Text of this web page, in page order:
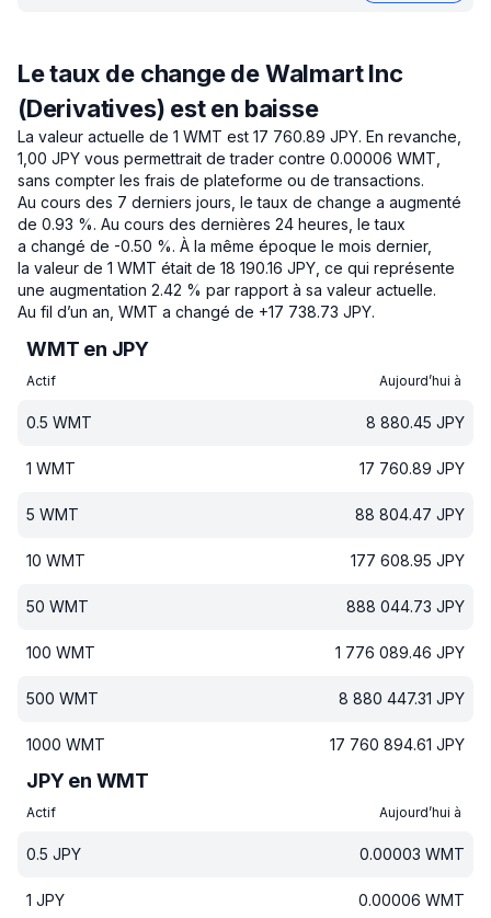
Le taux de change de Walmart Inc
(Derivatives) est en baisse
La valeur actuelle de 1 WMT est 17 760.89 JPY. En revanche,
1,00 JPY vous permettrait de trader contre 0.00006 WMT,
sans compter les frais de plateforme ou de transactions.
Au cours des 7 derniers jours, le taux de change a augmenté
de 0.93 %. Au cours des dernières 24 heures, le taux
a changé de -0.50 %. À la même époque le mois dernier,
la valeur de 1 WMT était de 18 190.16 JPY, ce qui représente
une augmentation 2.42 % par rapport à sa valeur actuelle.
Au fil d’un an, WMT a changé de +17 738.73 JPY.
WMT en JPY
Actif Aujourd’hui à
0.5 WMT 8 880.45 JPY
1 WMT 17 760.89 JPY
5 WMT 88 804.47 JPY
10 WMT 177 608.95 JPY
50 WMT 888 044.73 JPY
100 WMT 1 776 089.46 JPY
500 WMT 8 880 447.31 JPY
1000 WMT 17 760 894.61 JPY
JPY en WMT
Actif Aujourd’hui à
0.5 JPY 0.00003 WMT
1 JPY 0.00006 WMT